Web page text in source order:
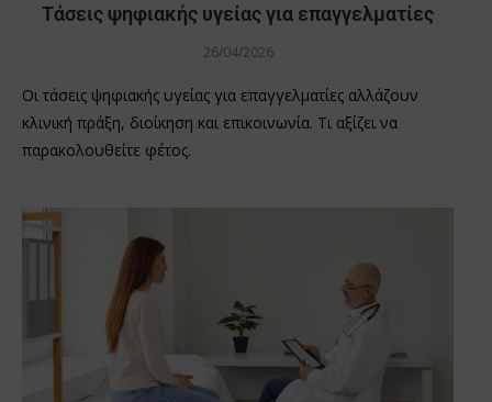
Τάσεις ψηφιακής υγείας για επαγγελματίες
26/04/2026
Οι τάσεις ψηφιακής υγείας για επαγγελματίες αλλάζουν
κλινική πράξη, διοίκηση και επικοινωνία. Τι αξίζει να
παρακολουθείτε φέτος.